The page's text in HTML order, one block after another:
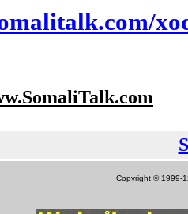
Copyright © 1999-